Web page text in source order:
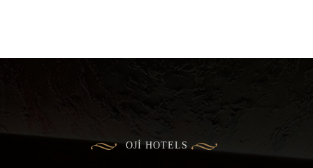
OJI HOTELS